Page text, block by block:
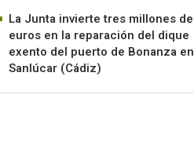
La Junta invierte tres millones de
euros en la reparación del dique
exento del puerto de Bonanza en
Sanlúcar (Cádiz)